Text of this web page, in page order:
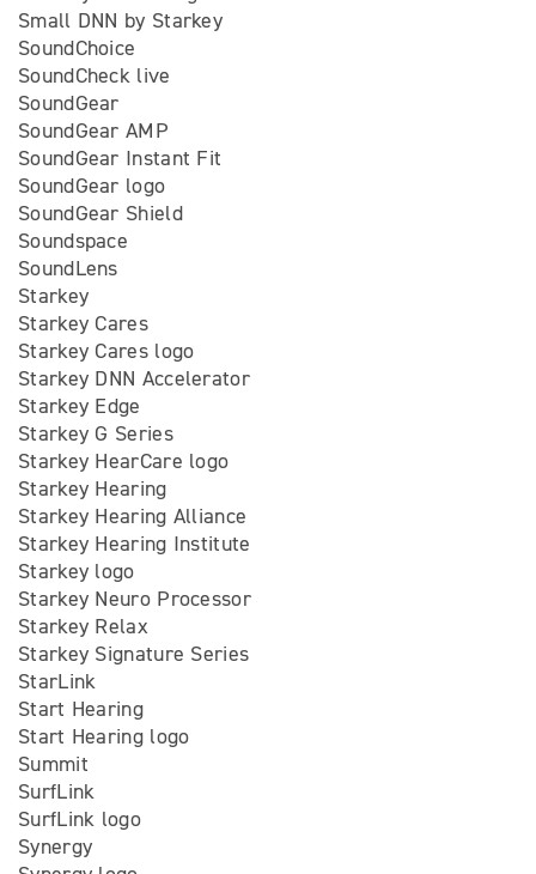
Small DNN by Starkey
SoundChoice
SoundCheck live
SoundGear
SoundGear AMP
SoundGear Instant Fit
SoundGear logo
SoundGear Shield
Soundspace
SoundLens
Starkey
Starkey Cares
Starkey Cares logo
Starkey DNN Accelerator
Starkey Edge
Starkey G Series
Starkey HearCare logo
Starkey Hearing
Starkey Hearing Alliance
Starkey Hearing Institute
Starkey logo
Starkey Neuro Processor
Starkey Relax
Starkey Signature Series
StarLink
Start Hearing
Start Hearing logo
Summit
SurfLink
SurfLink logo
Synergy